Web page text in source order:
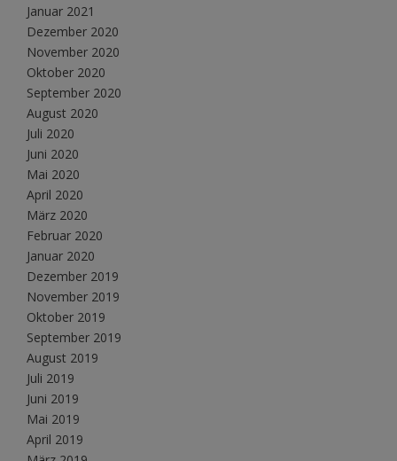
Januar 2021
Dezember 2020
November 2020
Oktober 2020
September 2020
August 2020
Juli 2020
Juni 2020
Mai 2020
April 2020
März 2020
Februar 2020
Januar 2020
Dezember 2019
November 2019
Oktober 2019
September 2019
August 2019
Juli 2019
Juni 2019
Mai 2019
April 2019